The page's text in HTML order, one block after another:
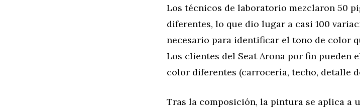
Los técnicos de laboratorio mezclaron 50
diferentes, lo que dio lugar a casi 100
necesario para identificar el tono de color
Los clientes del Seat Arona por fin pueden
color diferentes (carrocería, techo, detalle
Tras la composición, la pintura se aplica a